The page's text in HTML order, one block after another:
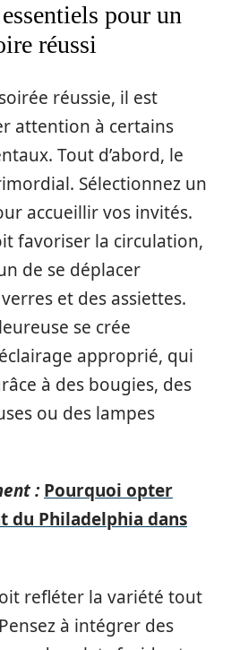
pour un
réussi
réussie, il est
attention à certains
Tout d’abord, le
Sélectionnez un
accueillir vos invités.
favoriser la circulation,
de se déplacer
et des assiettes.
se crée
approprié, qui
à des bougies, des
ou des lampes
: Pourquoi opter
du Philadelphia dans
refléter la variété tout
à intégrer des